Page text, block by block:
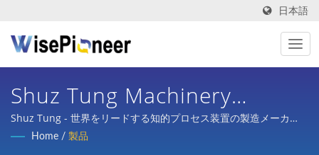
日本語
Shuz Tung Machinery
Industrial Co., Ltd.
Shuz Tung - 世界をリードする知的プロセス装置の製造メーカ
ー！
Home / 製品